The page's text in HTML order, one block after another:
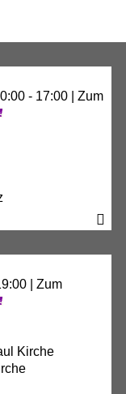
- 17:00 | Zum
| Zum
Kirche